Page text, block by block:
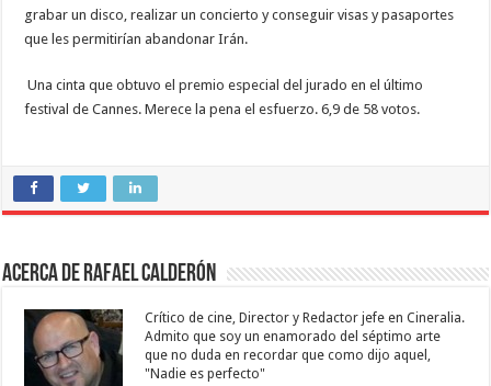
grabar un disco, realizar un concierto y conseguir visas y pasaportes
que les permitirían abandonar Irán.
Una cinta que obtuvo el premio especial del jurado en el último
festival de Cannes. Merece la pena el esfuerzo. 6,9 de 58 votos.
Acerca de Rafael Calderón
Crítico de cine, Director y Redactor jefe en Cineralia.
Admito que soy un enamorado del séptimo arte
que no duda en recordar que como dijo aquel,
"Nadie es perfecto"